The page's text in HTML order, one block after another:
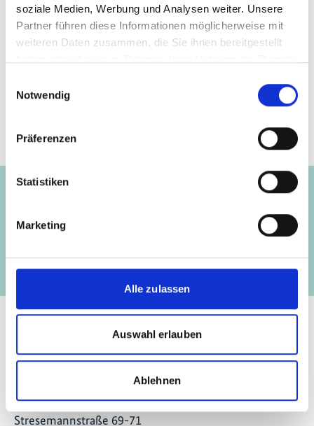
soziale Medien, Werbung und Analysen weiter. Unsere
Partner führen diese Informationen möglicherweise mit
weiteren Daten zusammen, die Sie ihnen bereitgestellt
Notwendig
Präferenzen
Statistiken
Marketing
Alle zulassen
Auswahl erlauben
Ablehnen
Seite teilenhttps://www.international-climate-
Deutsch-Chinesische
Urbanisierungspartnerschaft
Kontakt
Zukunft – Umwelt – Gesellschaft (ZUG) gGmbH
Stresemannstraße 69-71